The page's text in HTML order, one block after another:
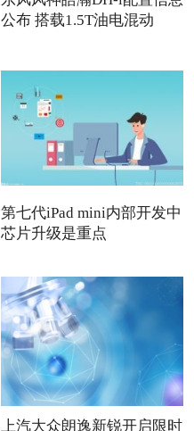
公布 搭载1.5T油电混动
第七代iPad mini内部开发中
芯片升级是重点
上汽大众朗逸新锐开启限时